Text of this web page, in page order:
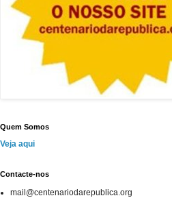
Quem Somos
Veja aqui
Contacte-nos
mail@centenariodarepublica.org